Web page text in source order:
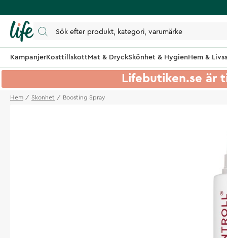
KampanjerKosttillskottMat & DryckSkönhet & HygienHem &
Lifebutiken.se är
Hem Skonhet Boosting Spray